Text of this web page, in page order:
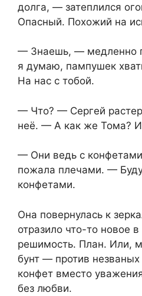
долга, — затеплился
Опасный. Похожий на
— Знаешь, — медленно
я думаю, пампушек
На нас с тобой.
— Что? — Сергей
неё. — А как же Тома?
— Они ведь с
пожала плечами. —
конфетами.
Она повернулась к
отразило что-то новое
решимость. План. Или,
бунт — против незваных
конфет вместо
без любви.